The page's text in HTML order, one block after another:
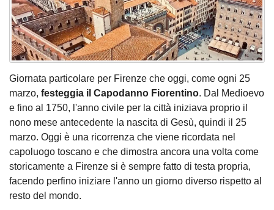
Giornata particolare per Firenze che oggi, come ogni 25
marzo, festeggia il Capodanno Fiorentino. Dal Medioevo
e fino al 1750, l'anno civile per la città iniziava proprio il
nono mese antecedente la nascita di Gesù, quindi il 25
marzo. Oggi è una ricorrenza che viene ricordata nel
capoluogo toscano e che dimostra ancora una volta come
storicamente a Firenze si è sempre fatto di testa propria,
facendo perfino iniziare l'anno un giorno diverso rispetto al
resto del mondo.